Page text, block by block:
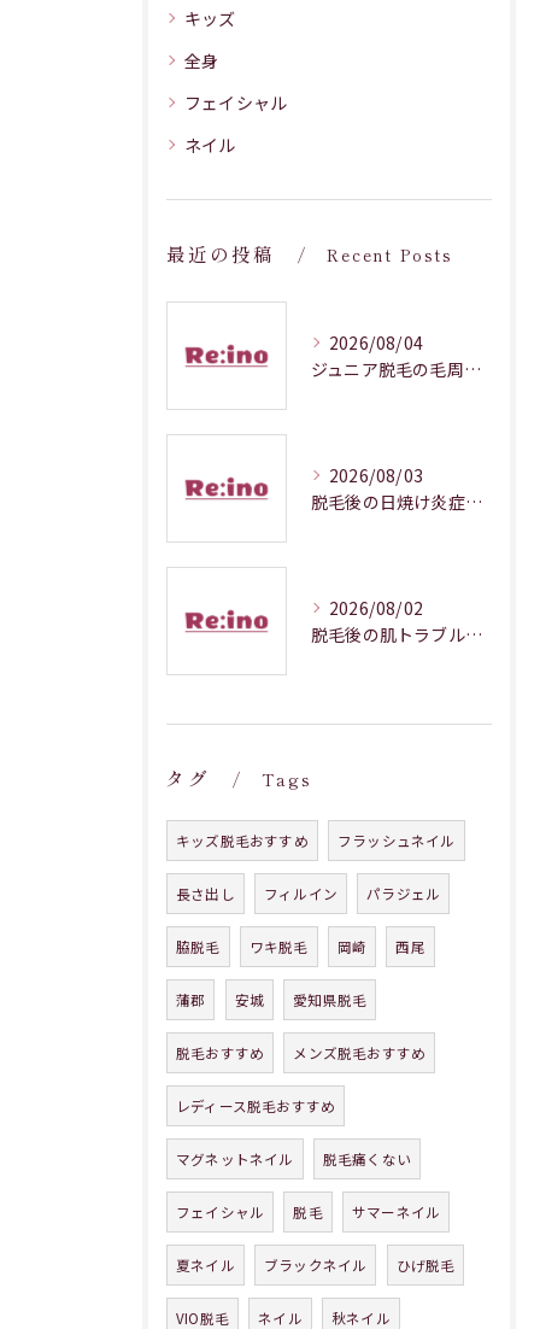
キッズ
全身
フェイシャル
ネイル
最近の投稿 Recent Posts
2026/08/04
ジュニア脱毛の毛周期調整メカニズム解説
2026/08/03
脱毛後の日焼け炎症対処法徹底解説
2026/08/02
脱毛後の肌トラブルを防ぐ正しいケア
タグ Tags
キッズ脱毛おすすめ フラッシュネイル
長さ出し フィルイン パラジェル
脇脱毛 ワキ脱毛 岡崎 西尾
蒲郡 安城 愛知県脱毛
脱毛おすすめ メンズ脱毛おすすめ
レディース脱毛おすすめ
マグネットネイル 脱毛痛くない
フェイシャル 脱毛 サマーネイル
夏ネイル ブラックネイル ひげ脱毛
VIO脱毛 ネイル 秋ネイル